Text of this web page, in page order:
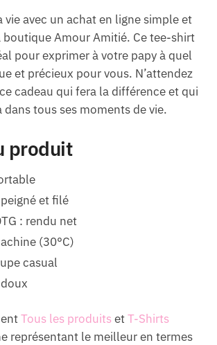
vie avec un achat en ligne simple et
boutique Amour Amitié. Ce tee-shirt
pour exprimer à votre papy à quel
et précieux pour vous. N’attendez
cadeau qui fera la différence et qui
dans tous ses moments de vie.
produit
et filé
: rendu net
(30°C)
casual
Tous les produitsetT-Shirts
représentant le meilleur en termes